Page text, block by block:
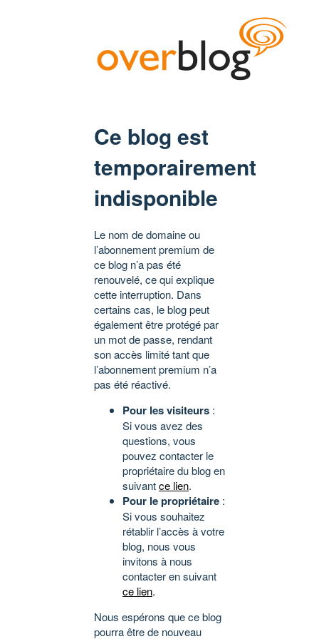
Ce blog est
temporairement
indisponible
Le nom de domaine ou
l’abonnement premium de
ce blog n’a pas été
renouvelé, ce qui explique
cette interruption. Dans
certains cas, le blog peut
également être protégé par
un mot de passe, rendant
son accès limité tant que
l’abonnement premium n’a
pas été réactivé.
Pour les visiteurs :
Si vous avez des
questions, vous
pouvez contacter le
propriétaire du blog en
suivantce lien.
Pour le propriétaire :
Si vous souhaitez
rétablir l’accès à votre
blog, nous vous
invitons à nous
contacter en suivant
ce lien.
Nous espérons que ce blog
pourra être de nouveau